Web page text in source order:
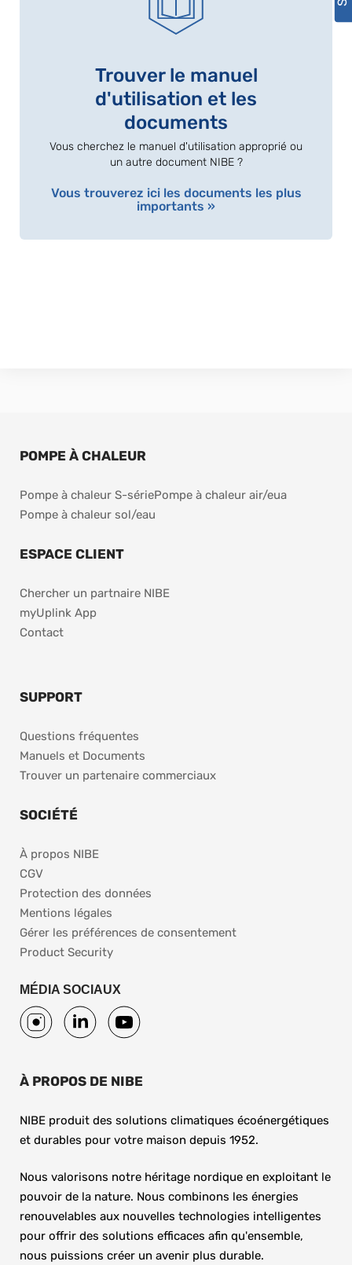
Trouver le manuel
d'utilisation et les
documents
Vous cherchez le manuel d'utilisation approprié ou
un autre document NIBE ?
Vous trouverez ici les documents les plus
importants »
À PROPOS DE NIBE
NIBE produit des solutions climatiques écoénergétiques
et durables pour votre maison depuis 1952.
Nous valorisons notre héritage nordique en exploitant le
pouvoir de la nature. Nous combinons les énergies
renouvelables aux nouvelles technologies intelligentes
pour offrir des solutions efficaces afin qu'ensemble,
nous puissions créer un avenir plus durable.
POMPE À CHALEUR
Pompe à chaleur S-sériePompe à chaleur air/eua
Pompe à chaleur sol/eau
ESPACE CLIENT
Chercher un partnaire NIBE
myUplink App
Contact
SUPPORT
Questions fréquentes
Manuels et Documents
Trouver un partenaire commerciaux
SOCIÉTÉ
À propos NIBE
CGV
Protection des données
Mentions légales
Gérer les préférences de consentement
Product Security
MÉDIA SOCIAUX